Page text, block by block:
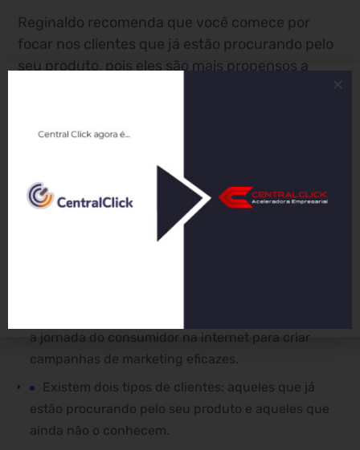
Reginaldo recomenda que você comece por
focar nos clientes que já estão procurando pelo
seu produto, pois eles são mais propensos a
não conhecem o seu produto.
O vídeo também inclui um passo a passo sobre
como criar sua primeira campanha de pesquisa
paga no Google. Você pode encontrar mais
informações sobre isso no canal do Reginaldo P.
a jornada do consumidor na internet para criar
campanhas de marketing eficazes.
Existem dois tipos de clientes: aqueles que já
estão procurando pelo seu produto e aqueles que
ainda não o conhecem.